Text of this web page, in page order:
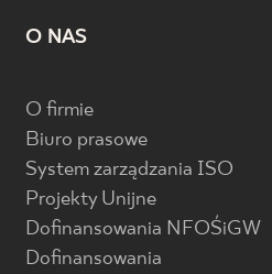
O NAS
O firmie
Biuro prasowe
System zarządzania ISO
Projekty Unijne
Dofinansowania NFOŚiGW
Dofinansowania